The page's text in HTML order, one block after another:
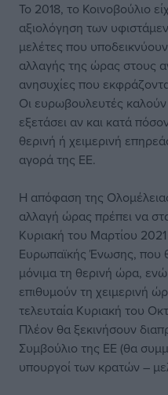
Το 2018, το Κοινοβούλιο
αξιολόγηση των
μελέτες που
αλλαγής της ώρας στους
ανησυχίες που
Οι ευρωβουλευτές
εξετάσει αν και κατά
θερινή ή χειμερινή
αγορά της ΕΕ.
Η απόφαση της
αλλαγή ώρας πρέπει να
Κυριακή του Μαρτίου 2021
Ευρωπαϊκής Ένωσης, που
μόνιμα τη θερινή ώρα,
επιθυμούν τη χειμερινή
τελευταία Κυριακή του
Πλέον θα ξεκινήσουν
Συμβούλιο της ΕΕ (θα
υπουργοί των κρατών –